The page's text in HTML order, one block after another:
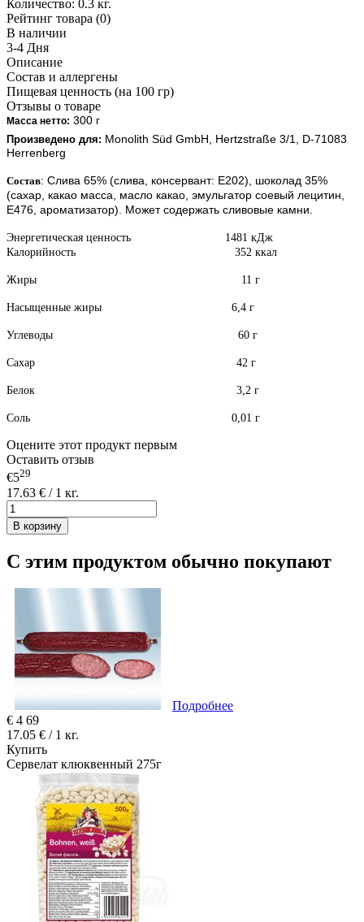
Количество: 0.3 кг.
Рейтинг товара (0)
В наличии
3-4 Дня
Описание
Состав и аллергены
Пищевая ценность (на 100 гр)
Отзывы о товаре
Масса нетто: 300 г
Произведено для: Monolith Süd GmbH, Hertzstraße 3/1, D-71083
Herrenberg
Состав: Слива 65% (слива, консервант: E202), шоколад 35%
(сахар, какао масса, масло какао, эмульгатор соевый лецитин,
Е476, ароматизатор). Может содержать сливовые камни.
Энергетическая ценность 1481 кДж
Калорийность 352 ккал
Жиры 11 г
Насыщенные жиры 6,4 г
Углеводы 60 г
Сахар 42 г
Белок 3,2 г
Соль 0,01 г
Оцените этот продукт первым
Оставить отзыв
€529
17.63 € / 1 кг.
В корзину
С этим продуктом обычно покупают
Подробнее
€ 4 69
17.05 € / 1 кг.
Купить
Сервелат клюквенный 275г